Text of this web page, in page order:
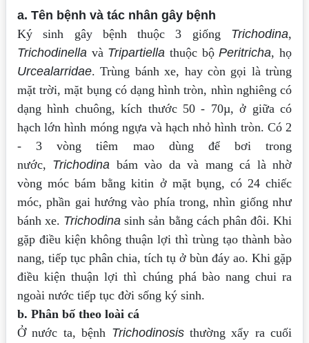
a. Tên bệnh và tác nhân gây bệnh
Ký sinh gây bệnh thuộc 3 giống Trichodina,
Trichodinella và Tripartiellathuộc bộPeritricha, họ
Urcealarridae.Trùng bánh xe, hay còn gọi là trùng
mặt trời, mặt bụng có dạng hình tròn, nhìn nghiêng có
dạng hình chuông, kích thước 50 - 70µ, ở giữa có
hạch lớn hình móng ngựa và hạch nhỏ hình tròn. Có 2
- 3 vòng tiêm mao dùng để bơi trong
nước, Trichodina bám vào da và mang cá là nhờ
vòng móc bám bằng kitin ở mặt bụng, có 24 chiếc
móc, phần gai hướng vào phía trong, nhìn giống như
bánh xe. Trichodinasinh sản bằng cách phân đôi. Khi
gặp điều kiện không thuận lợi thì trùng tạo thành bào
nang, tiếp tục phân chia, tích tụ ở bùn đáy ao. Khi gặp
điều kiệnthuận lợi thì chúng phá bào nang chui ra
ngoài nước tiếp tục đời sống ký sinh.
b. Phân bố theo loài cá
Ở nước ta, bệnh Trichodinosis thường xẩy ra cuối